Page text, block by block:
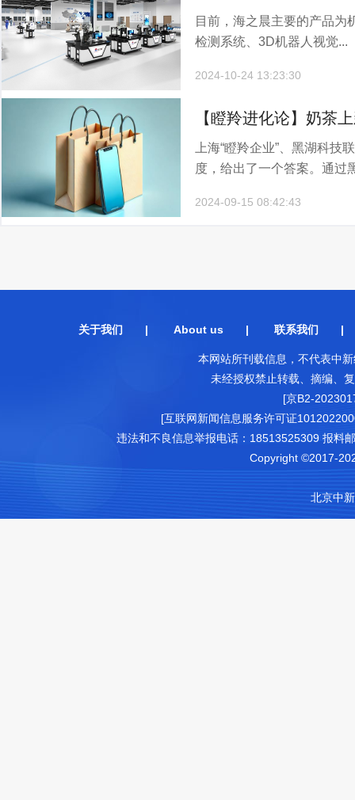
新机遇？
目前，海之晨主要的产品为
检测系统、3D机器人视觉...
2024-10-24 13:23:30
【瞪羚进化论】奶茶
上海“瞪羚企业”、黑湖科技
度，给出了一个答案。通过
2024-09-15 08:42:43
关于我们 | About us| 联系我们
本网站所刊载信息，不代表中
未经授权禁止转载、摘编、
[京B2-
[互联网新闻信息服务许可证
违法和不良信息举报电话：18513525309 报料
Copyright ©2017-
北京中